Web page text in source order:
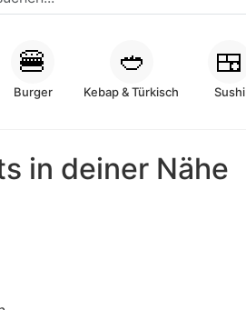
🍔
Burger
🥙
Kebap & Türkisch
🍱
Sushi
in deiner Nähe